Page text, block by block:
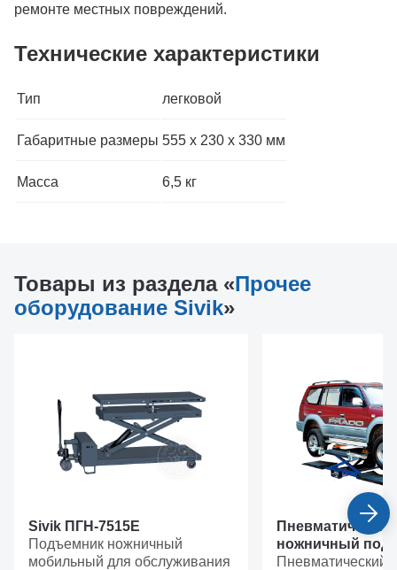
ремонте местных повреждений.
Технические характеристики
Тип легковой
Габаритные размеры 555 х 230 х 330 мм
Масса 6,5 кг
Товары из раздела «Прочее
оборудование Sivik»
Sivik ПГН-7515Е
Подъемник ножничный
мобильный для обслуживания
Пневматический
ножничный
Спринтер-2500
Пневматический